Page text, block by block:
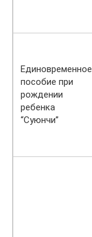
Единовременное
пособие при
рождении
ребенка
“Суюнчи”